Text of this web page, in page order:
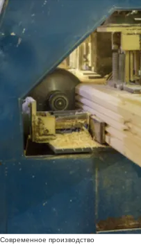
Современное производство